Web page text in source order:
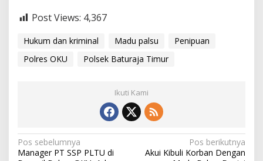
Post Views: 4,367
Hukum dan kriminal Madu palsu
Penipuan
Polres OKU
Polsek Baturaja Timur
Ikuti Kami
Navigasi
Pos sebelumnya
Manager PT SSP PLTU di
Pos berikutnya
Akui Kibuli Korban Dengan